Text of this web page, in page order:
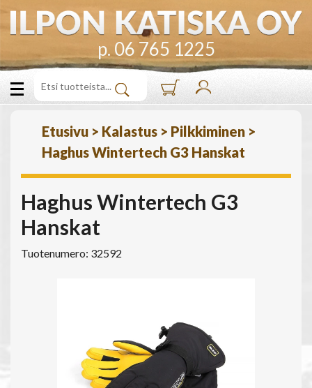
p. 06 765 1225
Etusivu > Kalastus > Pilkkiminen >
Haghus Wintertech G3 Hanskat
Haghus Wintertech G3
Hanskat
Tuotenumero: 32592